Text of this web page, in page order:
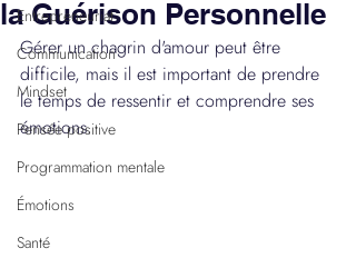
Entrepreneuriat
Communication
Mindset
Pensée positive
Programmation mentale
Émotions
Santé
la Guérison Personnelle
Gérer un chagrin d'amour peut être
difficile, mais il est important de prendre
le temps de ressentir et comprendre ses
émotions.